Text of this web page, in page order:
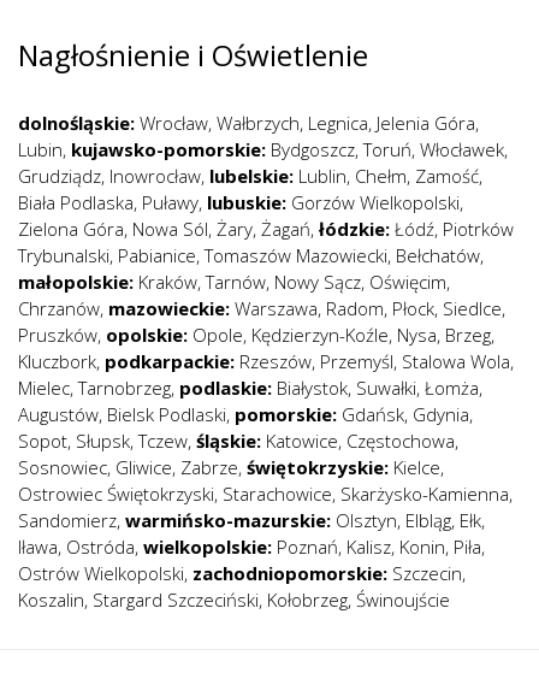
Nagłośnienie i Oświetlenie
dolnośląskie: Wrocław, Wałbrzych, Legnica, Jelenia Góra,
Lubin, kujawsko-pomorskie: Bydgoszcz,Toruń, Włocławek,
Grudziądz, Inowrocław, lubelskie: Lublin, Chełm, Zamość,
Biała Podlaska, Puławy, lubuskie: Gorzów Wielkopolski,
Zielona Góra, Nowa Sól, Żary, Żagań, łódzkie: Łódź, Piotrków
Trybunalski, Pabianice,Tomaszów Mazowiecki, Bełchatów,
małopolskie: Kraków,Tarnów, Nowy Sącz, Oświęcim,
Chrzanów, mazowieckie: Warszawa, Radom, Płock, Siedlce,
Pruszków, opolskie: Opole, Kędzierzyn-Koźle, Nysa, Brzeg,
Kluczbork, podkarpackie: Rzeszów, Przemyśl, Stalowa Wola,
Mielec,Tarnobrzeg, podlaskie: Białystok, Suwałki, Łomża,
Augustów, Bielsk Podlaski, pomorskie: Gdańsk, Gdynia,
Sopot, Słupsk,Tczew, śląskie: Katowice, Częstochowa,
Sosnowiec, Gliwice, Zabrze, świętokrzyskie: Kielce,
Ostrowiec Świętokrzyski, Starachowice, Skarżysko-Kamienna,
Sandomierz, warmińsko-mazurskie: Olsztyn, Elbląg, Ełk,
Iława, Ostróda, wielkopolskie: Poznań, Kalisz, Konin, Piła,
Ostrów Wielkopolski, zachodniopomorskie: Szczecin,
Koszalin, Stargard Szczeciński, Kołobrzeg, Świnoujście